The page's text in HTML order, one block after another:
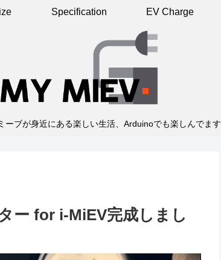
ーブが身近にある楽しい生活、Arduinoでも楽しんでます
Specification EV Charge
ー for i-MiEV完成しまし